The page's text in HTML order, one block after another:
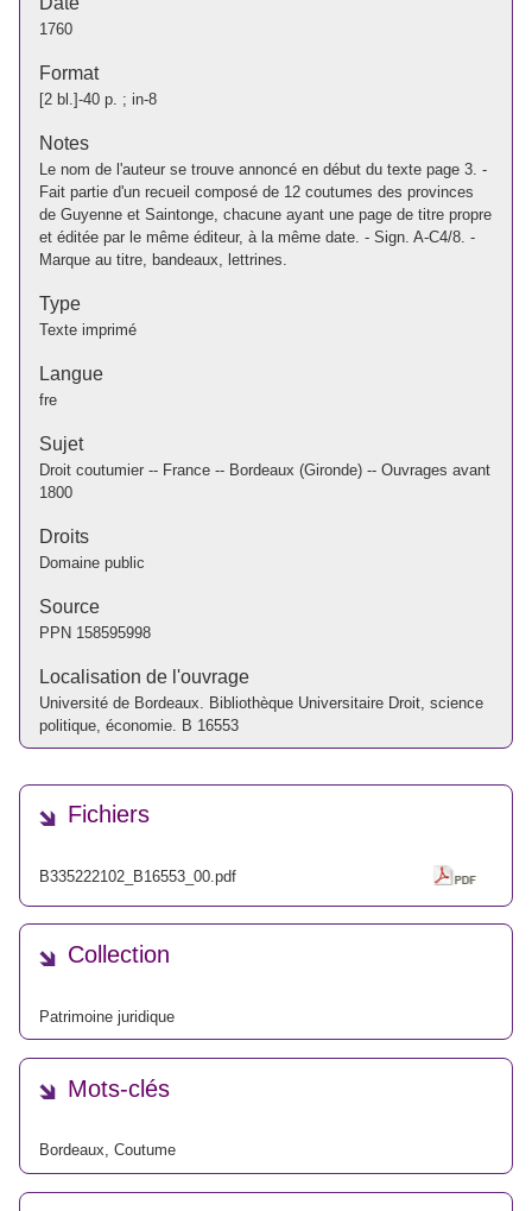
1760
Format
[2 bl.]-40 p. ; in-8
Notes
Le nom de l'auteur se trouve annoncé en début du texte page 3. -
Fait partie d'un recueil composé de 12 coutumes des provinces
de Guyenne et Saintonge, chacune ayant une page de titre propre
et éditée par le même éditeur, à la même date. - Sign. A-C4/8. -
Marque au titre, bandeaux, lettrines.
Type
Texte imprimé
Langue
fre
Sujet
Droit coutumier -- France -- Bordeaux (Gironde) -- Ouvrages avant
1800
Droits
Domaine public
Source
PPN 158595998
Localisation de l'ouvrage
Université de Bordeaux. Bibliothèque Universitaire Droit, science
politique, économie. B 16553
Fichiers
B335222102_B16553_00.pdf
Collection
Patrimoine juridique
Mots-clés
Bordeaux, Coutume